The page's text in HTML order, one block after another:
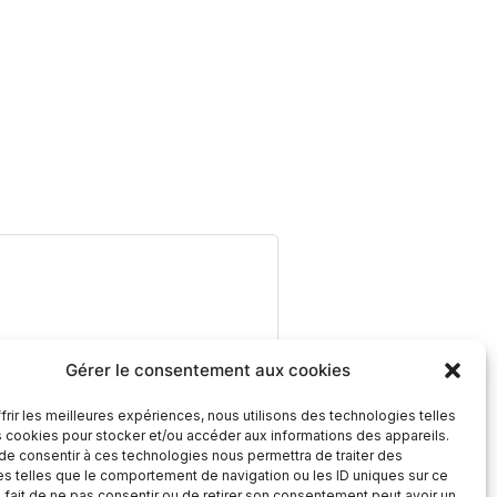
Gérer le consentement aux cookies
les meilleures expériences, nous utilisons des technologies telles
cookies pour stocker et/ou accéder aux informations des appareils.
consentir à ces technologies nous permettra de traiter des
telles que le comportement de navigation ou les ID uniques sur ce